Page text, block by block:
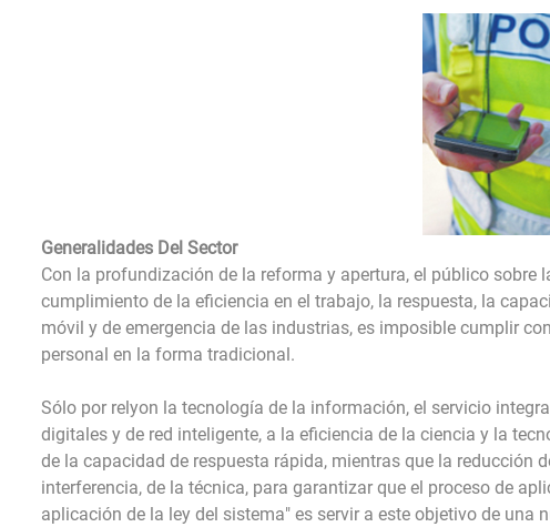
Generalidades Del Sector
Con la profundización de la reforma y apertura, el público
cumplimiento de la eficiencia en el trabajo, la respuesta, la
móvil y de emergencia de las industrias, es imposible cumplir
personal en la forma tradicional.
Sólo por relyon la tecnología de la información, el servicio
digitales y de red inteligente, a la eficiencia de la ciencia y la
de la capacidad de respuesta rápida, mientras que la
interferencia, de la técnica, para garantizar que el proceso de
aplicación de la ley del sistema" es servir a este objetivo de